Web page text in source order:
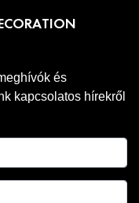
és
kapcsolatos hírekről